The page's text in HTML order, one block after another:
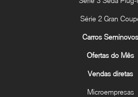
Série 2 Gran
Carros Seminovos
Ofertas do Mês
Vendas diretas
Microempresas